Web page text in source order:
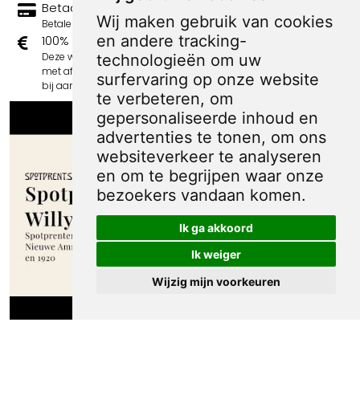
Wij maken gebruik van cookies
en andere tracking-
technologieën om uw
surfervaring op onze website
te verbeteren, om
gepersonaliseerde inhoud en
advertenties te tonen, om ons
websiteverkeer te analyseren
en om te begrijpen waar onze
bezoekers vandaan komen.
Ik ga akkoord
Ik weiger
Wijzig mijn voorkeuren
Betaal veilig en eenvoudig
Betalen kan met iDeal, Credit Card en Paypal.
100% sociaal
Deze webshop wordt volledig gerund door jongens
met afstand tot de arbeidsmarkt. Je bestelling draagt
bij aan hun welzijn en toekomstplannen!